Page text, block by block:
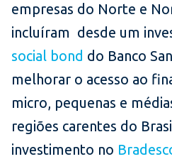
empresas do Norte e
incluíram desde um
social bond do Banco
melhorar o acesso ao
micro, pequenas e
regiões carentes do
investimento no